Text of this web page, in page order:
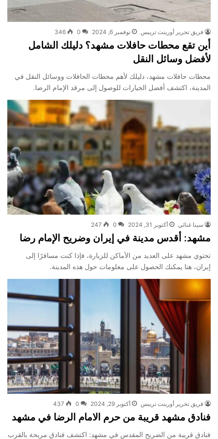
فريق تحرير أورينت تريبس نوفمبر 6, 2024 0
346
أين تقع محطات حافلات مشهد؟ دليلك الشامل
لأفضل وسائل النقل
محطات حافلات مشهد، دليلك لأهم محطات الحافلات ووسائل النقل في
المدينة، اكتشف أفضل الخيارات للوصول إلى مرقد الإمام الرضا.
سينا غنائي أكتوبر 31, 2024 0
247
مشهد: أقدس مدينة في إيران وضريح الإمام رضا
تحتوي مشهد على العديد من الأماكن للزيارة، فإذا كنت مسافرًا إلى
إيران، هنا يمكنك الحصول على معلومات حول هذه المدينة.
فريق تحرير أورينت تريبس أكتوبر 29, 2024 0
437
فنادق مشهد قريبة من حرم الامام الرضا في مشهد
فنادق قريبة من الضريح المقدس في مشهد: اكتشف فنادق مريحة بالقرب